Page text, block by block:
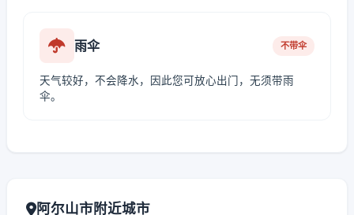
雨伞 不带伞
天气较好，不会降水，因此您可放心出门，无须带雨
伞。
阿尔山市附近城市